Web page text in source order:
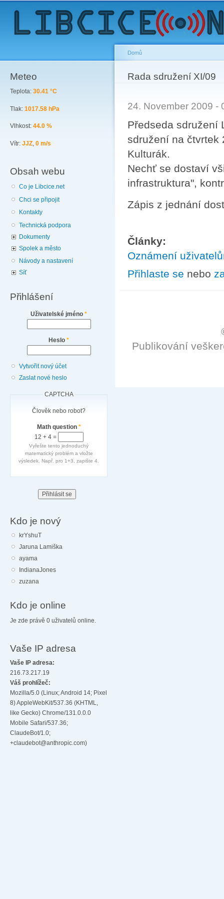
Meteo
Teplota: 30.41 °C
Tlak: 1017.58 hPa
Vlhkost: 44.0 %
Vítr: JJZ, 0 m/s
Obsah webu
Co je Libcice.net
Chci se připojit
Kontakty
Technická podpora
Dokumenty
Spolek a město
Návody a nastavení
Síť
Přihlášení
Uživatelské jméno *
Heslo *
Vytvořit nový účet
Zaslat nové heslo
CAPTCHA
Člověk nebo robot?
Math question *
12 + 4 =
Vyřešte tento jednoduchý
matematický problém a vložte
výsledek. Např. pro 1+3, zapište 4.
Kdo je nový
krYshuT
Jaruna Lamiška
ayama
IndianaJones
zuzana
Kdo je online
Je zde právě 0 uživatelů online.
Vaše IP adresa
Vaše IP adresa:
216.73.217.19
Váš prohlížeč:
Mozilla/5.0 (Linux; Android 14; Pixel
8) AppleWebKit/537.36 (KHTML,
like Gecko) Chrome/131.0.0.0
Mobile Safari/537.36;
ClaudeBot/1.0;
+claudebot@anthropic.com)
You are here
Domů
Rada sdružení XI/09
24. November 2009
Předseda sdružení
sdružení na čtvrtek
Kulturák.
Nechť se dostaví
infrastruktura",
Zápis z jednání
Články:
Oznámení
Přihlaste se nebo
Publikování